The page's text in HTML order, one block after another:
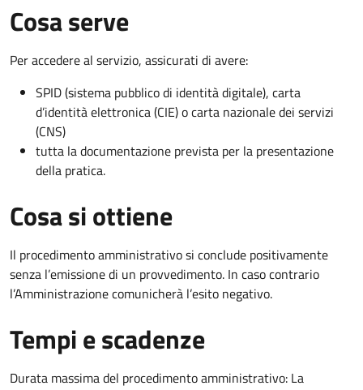
Cosa serve
Per accedere al servizio, assicurati di avere:
SPID (sistema pubblico di identità digitale), carta
d’identità elettronica (CIE) o carta nazionale dei servizi
(CNS)
tutta la documentazione prevista per la presentazione
della pratica.
Cosa si ottiene
Il procedimento amministrativo si conclude positivamente
senza l’emissione di un provvedimento. In caso contrario
l’Amministrazione comunicherà l’esito negativo.
Tempi e scadenze
Durata massima del procedimento amministrativo: La